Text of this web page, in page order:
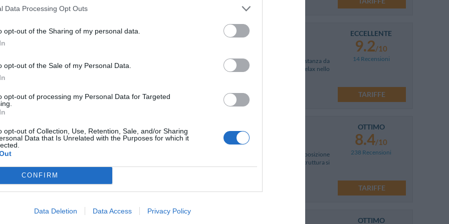
Data Processing Opt Outs
opt-out of the Sharing of my personal data.
opt-out of the Sale of my Personal Data.
opt-out of processing my Personal Data for Targeted
opt-out of Collection, Use, Retention, Sale, and/or Sharing
Data that Is Unrelated with the Purposes for which it
CONFIRM
Data Deletion Data Access Privacy Policy
Residenza XX Settembre
La Residenza XX Settembre offre appartamenti e monolocali indipendenti a Maslianico, a breve distanza da
Cernobbio, da Como e da Chiasso. La location è ideale per trascorrere una piacevole vacanza di relax nello
ECCELLENTE
9.2/10
14 Recensioni
TARIFFE
Hotel Vista Lago
20.49 km
via Roma 25,Brunate
Mappa
L'Hotel Vista Lago è situato a Brunate, a 712 mt di altitudine sulla collina che sovrasta Como, in posizione
privilegiata a 100 mt dalla stazione della funicolare che collega Brunate a Como in soli 7 minuti. La struttura si
trova inoltre vicino a Milano,...
OTTIMO
8.4/10
238 Recensioni
TARIFFE
OTTIMO